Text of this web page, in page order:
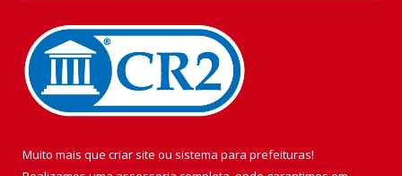
Muito mais que criar site ou sistema para prefeituras!